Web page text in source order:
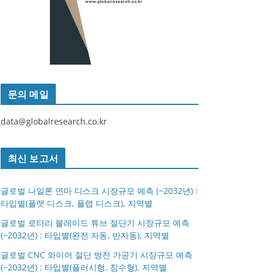
문의 메일
data@globalresearch.co.kr
최신 보고서
글로벌 나일론 연마 디스크 시장규모 예측 (~2032년) :
타입별(플랫 디스크, 플랩 디스크), 지역별
글로벌 로터리 블레이드 튜브 절단기 시장규모 예측
(~2032년) : 타입별(완전 자동, 반자동), 지역별
글로벌 CNC 와이어 절단 방전 가공기 시장규모 예측
(~2032년) : 타입별(플러시형, 침수형), 지역별